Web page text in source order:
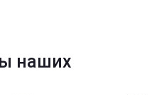
наших